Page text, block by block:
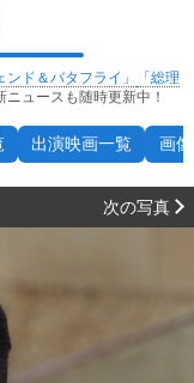
ンド＆バタフライ」
「総理
ュースも随時更新中！
出演映画一覧 画
次の写真